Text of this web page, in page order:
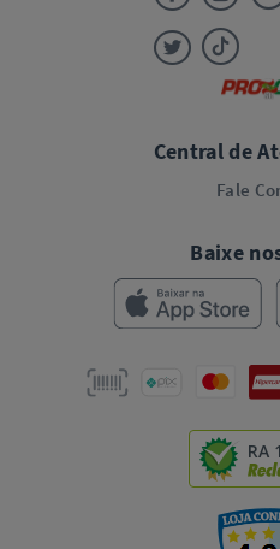
Central de
Fale
Baixe
RA